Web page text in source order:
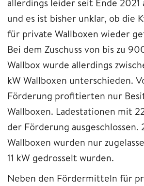
und es ist bisher unklar, ob die
für private Wallboxen wieder
Bei dem Zuschuss von bis zu
Wallbox wurde allerdings
kW Wallboxen unterschieden.
Förderung profitierten nur
Wallboxen. Ladestationen mit
der Förderung ausgeschlossen.
Wallboxen wurden nur
11 kW gedrosselt wurden.
Neben den Fördermitteln für